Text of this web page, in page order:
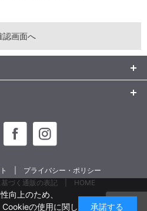
プライバシー・ポリシー
づく通販の表記
HOME
向上のため、
の使用に関し
承諾する